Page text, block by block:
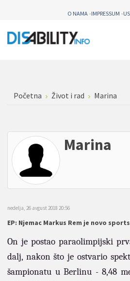
O NAMA IMPRESSUM
Početna Život i rad Marina
Marina
nedelja, 26 avgust 2018 20:56
EP: Njemac Markus Rem je novo
On je postao paraolimpijski
dalj, nakon što je ostvario
šampionatu u Berlinu - 8,48